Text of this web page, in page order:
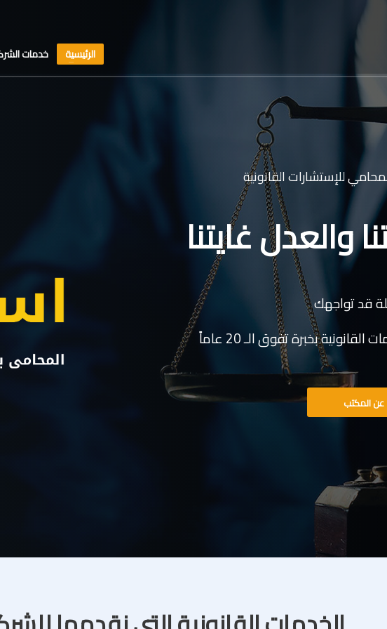
الرئيسية خدمات
للإستشارات القانونية
والعدل غايتنا
قد تواجهك
بخبرة تفوق الـ 20 عاماً
عن المكتب